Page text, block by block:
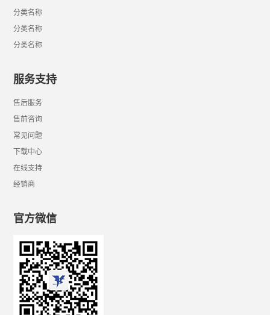
分类名称
分类名称
分类名称
服务支持
售后服务
售前咨询
常见问题
下载中心
在线支持
经销商
官方微信